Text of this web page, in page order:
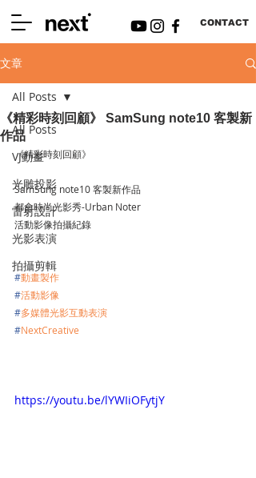
CONTACT
文章
All Posts
VJ動畫
光雕投影
雷射設計
光影表演
拍攝剪輯
All Posts
《精彩時刻回顧》 SamSung note10 客製新
作品
《精彩時刻回顧》
SamSung note10 客製新作品
都會時尚光影秀-Urban Noter
活動影像拍攝紀錄
#動畫製作
#活動影像
#多媒體光影互動表演
#NextCreative
https://youtu.be/lYWIiOFytjY